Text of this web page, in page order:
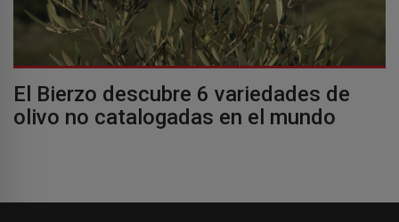
El Bierzo descubre 6 variedades de
olivo no catalogadas en el mundo